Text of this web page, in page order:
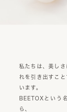
私たちは、美し
れを引き出すこ
います。
BEETOXという
ら、